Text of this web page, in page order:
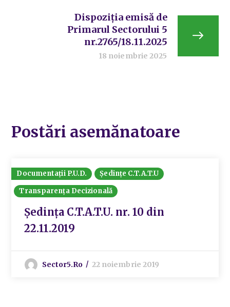
Dispoziția emisă de
Primarul Sectorului 5
nr.2765/18.11.2025
18 noiembrie 2025
Postări asemănatoare
Documentații P.U.D.
Ședințe C.T.A.T.U
Transparența Decizională
Ședința C.T.A.T.U. nr. 10 din
22.11.2019
Sector5.ro 22 noiembrie 2019